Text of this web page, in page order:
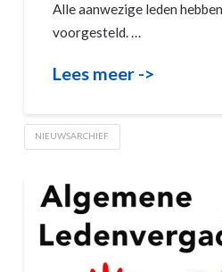
Alle aanwezige leden
voorgesteld. …
Lees meer ->
NIEUWSARCHIEF